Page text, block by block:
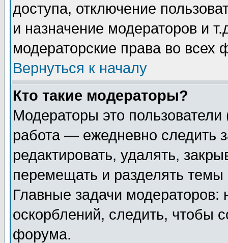
доступа, отключение
и назначение модераторов и
модераторские права во всех
Вернуться к началу
Кто такие модераторы?
Модераторы это
работа — ежедневно следить
редактировать, удалять,
перемещать и разделять
Главные задачи
оскорблений, следить, чтобы
форума.